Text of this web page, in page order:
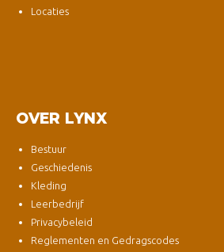
Locaties
OVER LYNX
Bestuur
Geschiedenis
Kleding
Leerbedrijf
Privacybeleid
Reglementen en Gedragscodes